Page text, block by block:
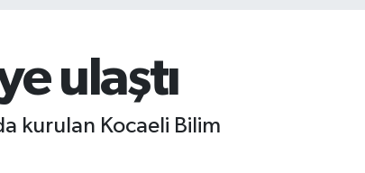
ulaştı
kurulan Kocaeli Bilim